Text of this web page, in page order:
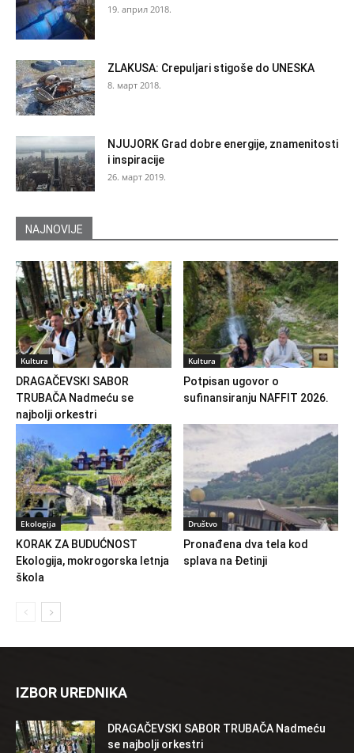
19. април 2018.
ZLAKUSA: Crepuljari stigoše do UNESKA
8. март 2018.
NJUJORK Grad dobre energije, znamenitosti
i inspiracije
26. март 2019.
NAJNOVIJE
Kultura
DRAGAČEVSKI SABOR
TRUBAČA Nadmeću se
najbolji orkestri
Kultura
Potpisan ugovor o
sufinansiranju NAFFIT 2026.
Ekologija
KORAK ZA BUDUĆNOST
Ekologija, mokrogorska letnja
škola
Društvo
Pronađena dva tela kod
splava na Đetinji
IZBOR UREDNIKA
DRAGAČEVSKI SABOR TRUBAČA Nadmeću
se najbolji orkestri